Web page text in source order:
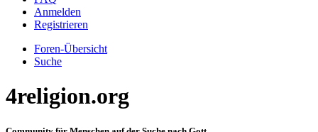
Anmelden
Registrieren
Foren-Übersicht
Suche
4religion.org